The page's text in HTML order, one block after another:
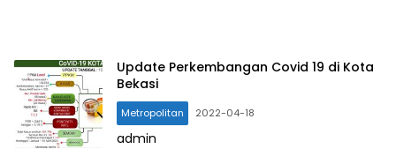
Update Perkembangan Covid 19 di Kota
Bekasi
Metropolitan 2022-04-18
admin